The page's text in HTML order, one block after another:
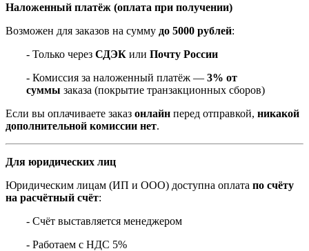
Наложенный платёж (оплата при получении)
Возможен для заказов на сумму до 5000 рублей:
- Только через СДЭК или Почту России
- Комиссия за наложенный платёж — 3% от
суммы заказа (покрытие транзакционных сборов)
Если вы оплачиваете заказ онлайн перед отправкой, никакой
дополнительной комиссии нет.
Для юридических лиц
Юридическим лицам (ИП и ООО) доступна оплата по счёту
на расчётный счёт:
- Счёт выставляется менеджером
- Работаем с НДС 5%